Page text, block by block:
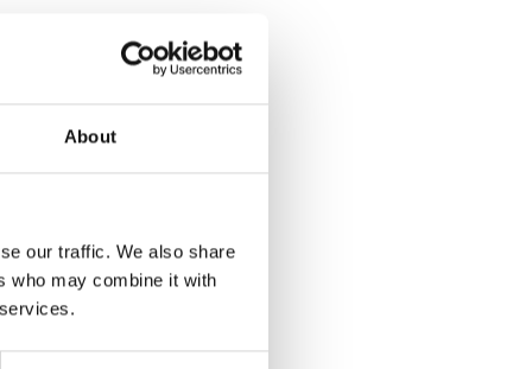
About
our traffic. We also share
who may combine it with